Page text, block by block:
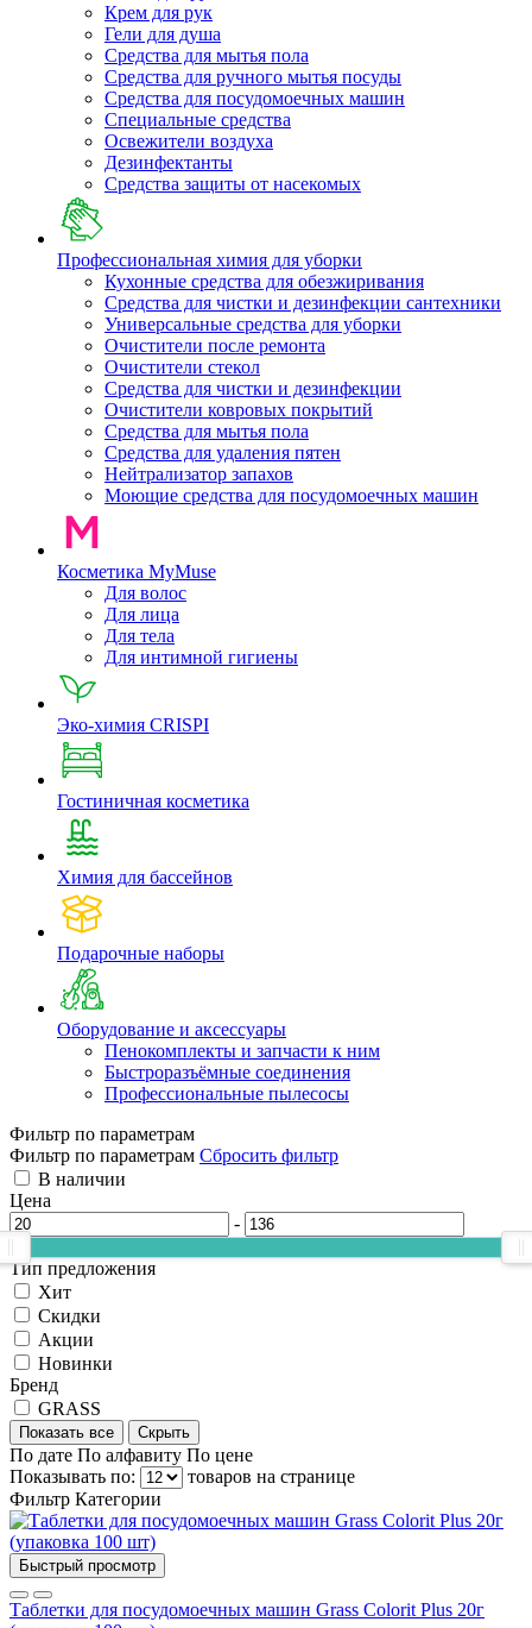
Крем для рук
Гели для душа
Средства для мытья пола
Средства для ручного мытья посуды
Средства для посудомоечных машин
Специальные средства
Освежители воздуха
Дезинфектанты
Средства защиты от насекомых
Профессиональная химия для уборки
Кухонные средства для обезжиривания
Средства для чистки и дезинфекции сантехники
Универсальные средства для уборки
Очистители после ремонта
Очистители стекол
Средства для чистки и дезинфекции
Очистители ковровых покрытий
Средства для мытья пола
Средства для удаления пятен
Нейтрализатор запахов
Моющие средства для посудомоечных машин
Косметика MyMuse
Для волос
Для лица
Для тела
Для интимной гигиены
Эко-химия CRISPI
Гостиничная косметика
Химия для бассейнов
Подарочные наборы
Оборудование и аксессуары
Пенокомплекты и запчасти к ним
Быстроразъёмные соединения
Профессиональные пылесосы
Фильтр по параметрам
Фильтр по параметрам Сбросить фильтр
В наличии
Цена
-
Тип предложения
Хит
Скидки
Акции
Новинки
Бренд
GRASS
Показать все Скрыть
По дате По алфавиту По цене
Показывать по:
товаров на странице
Фильтр Категории
Быстрый просмотр
Таблетки для посудомоечных машин Grass Colorit Plus 20г